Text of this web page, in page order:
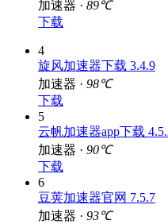
旋风加速器下载 5.7.8
加速器 ·
4
旋风加速器下载 3.4.9
加速器 ·
下载
5
云帆加速器app下载 4.5.2
加速器 ·
下载
6
豆荚加速器官网 7.5.7